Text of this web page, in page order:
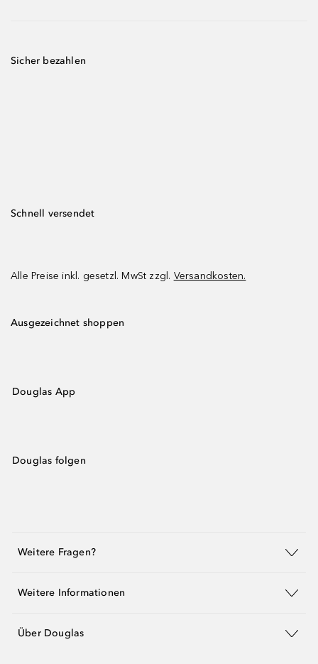
Sicher bezahlen
Schnell versendet
Alle Preise inkl. gesetzl. MwSt zzgl. Versandkosten.
Ausgezeichnet shoppen
Douglas App
Douglas folgen
Weitere Fragen?
Weitere Informationen
Über Douglas